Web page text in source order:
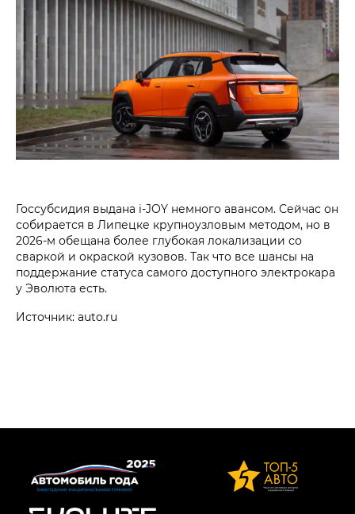
Госсубсидия выдана i‑JOY немного авансом. Сейчас он
собирается в Липецке крупноузловым методом, но в
2026-м обещана более глубокая локализации со
сваркой и окраской кузовов. Так что все шансы на
поддержание статуса самого доступного электрокара
у Эволюта есть.
Источник: auto.ru